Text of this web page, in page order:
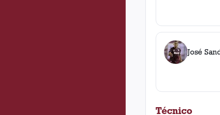
José
Técnico